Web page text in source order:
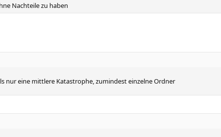
Nachteile zu haben
nur eine mittlere Katastrophe, zumindest einzelne Ordner